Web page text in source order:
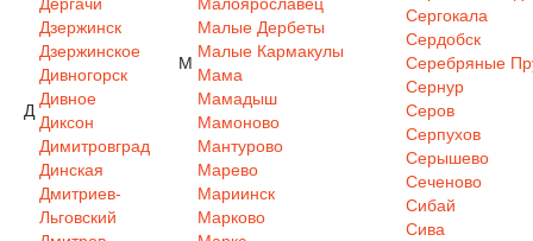
Д
Дзержинск
Дзержинское
Дивногорск
Дивное
Диксон
Димитровград
Динская
Дмитриев-
Льговский
М
Малые Дербеты
Малые Кармакулы
Мама
Мамадыш
Мамоново
Мантурово
Марево
Мариинск
Марково
Сергокала
Сердобск
Серебряные
Сернур
Серов
Серпухов
Серышево
Сеченово
Сибай
Сива